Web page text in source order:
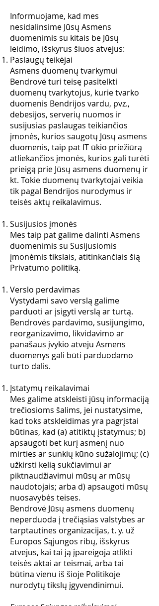
Informuojame, kad mes
nesidalinsime Jūsų Asmens
duomenimis su kitais be Jūsų
leidimo, išskyrus šiuos atvejus:
Paslaugų teikėjai
Asmens duomenų tvarkymui
Bendrovė turi teisę pasitelkti
duomenų tvarkytojus, kurie tvarko
duomenis Bendrijos vardu, pvz.,
debesijos, serverių nuomos ir
susijusias paslaugas teikiančios
įmonės, kurios saugotų Jūsų asmens
duomenis, taip pat IT ūkio priežiūrą
atliekančios įmonės, kurios gali turėti
prieigą prie Jūsų asmens duomenų ir
kt. Tokie duomenų tvarkytojai veikia
tik pagal Bendrijos nurodymus ir
teisės aktų reikalavimus.
Susijusios įmonės
Mes taip pat galime dalinti Asmens
duomenimis su Susijusiomis
įmonėmis tikslais, atitinkančiais šią
Privatumo politiką.
Verslo perdavimas
Vystydami savo verslą galime
parduoti ar įsigyti verslą ar turtą.
Bendrovės pardavimo, susijungimo,
reorganizavimo, likvidavimo ar
panašaus įvykio atveju Asmens
duomenys gali būti parduodamo
turto dalis.
Įstatymų reikalavimai
Mes galime atskleisti jūsų informaciją
trečiosioms šalims, jei nustatysime,
kad toks atskleidimas yra pagrįstai
būtinas, kad (a) atitiktų įstatymus; b)
apsaugoti bet kurį asmenį nuo
mirties ar sunkių kūno sužalojimų; (c)
užkirsti kelią sukčiavimui ar
piktnaudžiavimui mūsų ar mūsų
naudotojais; arba d) apsaugoti mūsų
nuosavybės teises.
Bendrovė Jūsų asmens duomenų
neperduoda į trečiąsias valstybes ar
tarptautines organizacijas, t. y. už
Europos Sąjungos ribų, išskyrus
atvejus, kai tai ją įpareigoja atlikti
teisės aktai ar teismai, arba tai
būtina vienu iš šioje Politikoje
nurodytų tikslų įgyvendinimui.